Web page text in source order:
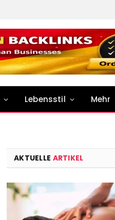
Lebensstil Mehr
AKTUELLE ARTIKEL